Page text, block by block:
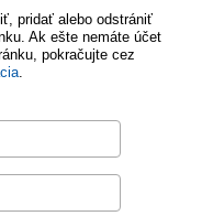
pridať alebo odstrániť
Ak ešte nemáte účet
pokračujte cez
.